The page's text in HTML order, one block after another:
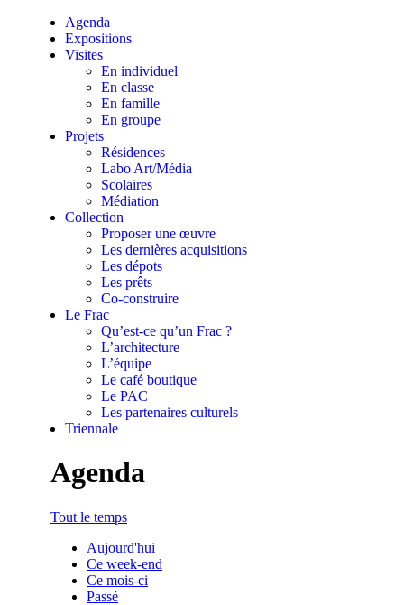
Agenda
Expositions
Visites
En individuel
En classe
En famille
En groupe
Projets
Résidences
Labo Art/Média
Scolaires
Médiation
Collection
Proposer une œuvre
Les dernières acquisitions
Les dépots
Les prêts
Co-construire
Le Frac
Qu’est-ce qu’un Frac ?
L’architecture
L’équipe
Le café boutique
Le PAC
Les partenaires culturels
Triennale
Agenda
Tout le temps
Aujourd'hui
Ce week-end
Ce mois-ci
Passé